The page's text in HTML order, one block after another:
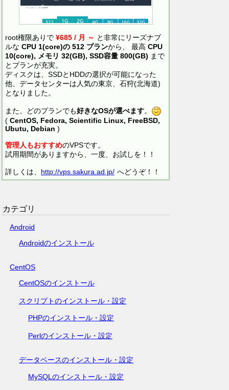
root権限ありで ¥685 / 月 ～ と非常にリーズナブ
ルな CPU 1(core)の 512 プランから、 最高 CPU
10(core), メモリ 32(GB), SSD容量 800(GB) まで
とプランが充実。
ディスクは、SSDとHDDの選択が可能になった
他、データセンターは人気の東京、石狩(北海道)
となりました。
また、どのプランでも好きなOSが選べます。
( CentOS, Fedora, Scientific Linux, FreeBSD,
Ubutu, Debian )
管理人もおすすめのVPSです。
試用期間がありますから、一度、お試しを！！
詳しくは、 http://vps.sakura.ad.jp/ へどうぞ！！
カテゴリ
Android
Androidのインストール
CentOS
CentOSのインストール
スクリプトのインストール・設定
PHPのインストール・設定
Perlのインストール・設定
データベースのインストール・設定
MySQLのインストール・設定